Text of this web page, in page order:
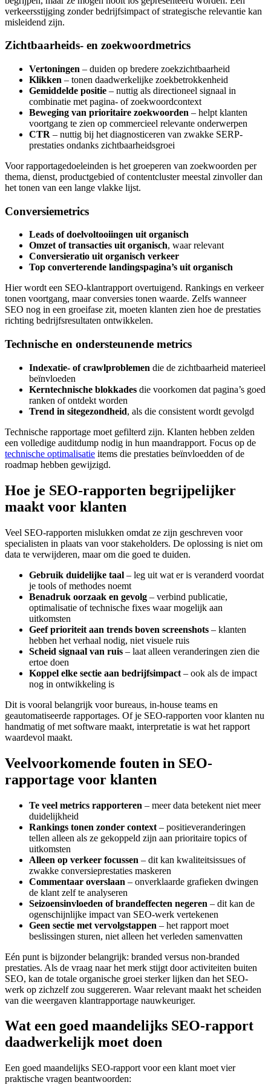
verkeersstijging zonder bedrijfsimpact of strategische relevantie kan
misleidend zijn.
Zichtbaarheids- en zoekwoordmetrics
Vertoningen – duiden op bredere zoekzichtbaarheid
Klikken – tonen daadwerkelijke zoekbetrokkenheid
Gemiddelde positie – nuttig als directioneel signaal in
combinatie met pagina- of zoekwoordcontext
Beweging van prioritaire zoekwoorden – helpt klanten
voortgang te zien op commercieel relevante onderwerpen
CTR – nuttig bij het diagnosticeren van zwakke SERP-
prestaties ondanks zichtbaarheidsgroei
Voor rapportagedoeleinden is het groeperen van zoekwoorden per
thema, dienst, productgebied of contentcluster meestal zinvoller dan
het tonen van een lange vlakke lijst.
Conversiemetrics
Leads of doelvoltooiingen uit organisch
Omzet of transacties uit organisch, waar relevant
Conversieratio uit organisch verkeer
Top converterende landingspagina’s uit organisch
Hier wordt een SEO-klantrapport overtuigend. Rankings en verkeer
tonen voortgang, maar conversies tonen waarde. Zelfs wanneer
SEO nog in een groeifase zit, moeten klanten zien hoe de prestaties
richting bedrijfsresultaten ontwikkelen.
Technische en ondersteunende metrics
Indexatie- of crawlproblemen die de zichtbaarheid materieel
beïnvloeden
Kerntechnische blokkades die voorkomen dat pagina’s goed
ranken of ontdekt worden
Trend in sitegezondheid, als die consistent wordt gevolgd
Technische rapportage moet gefilterd zijn. Klanten hebben zelden
een volledige auditdump nodig in hun maandrapport. Focus op de
technische optimalisatie items die prestaties beïnvloedden of de
roadmap hebben gewijzigd.
Hoe je SEO-rapporten begrijpelijker
maakt voor klanten
Veel SEO-rapporten mislukken omdat ze zijn geschreven voor
specialisten in plaats van voor stakeholders. De oplossing is niet om
data te verwijderen, maar om die goed te duiden.
Gebruik duidelijke taal – leg uit wat er is veranderd voordat
je tools of methodes noemt
Benadruk oorzaak en gevolg – verbind publicatie,
optimalisatie of technische fixes waar mogelijk aan
uitkomsten
Geef prioriteit aan trends boven screenshots – klanten
hebben het verhaal nodig, niet visuele ruis
Scheid signaal van ruis – laat alleen veranderingen zien die
ertoe doen
Koppel elke sectie aan bedrijfsimpact – ook als de impact
nog in ontwikkeling is
Dit is vooral belangrijk voor bureaus, in-house teams en
geautomatiseerde rapportages. Of je SEO-rapporten voor klanten nu
handmatig of met software maakt, interpretatie is wat het rapport
waardevol maakt.
Veelvoorkomende fouten in SEO-
rapportage voor klanten
Te veel metrics rapporteren – meer data betekent niet meer
duidelijkheid
Rankings tonen zonder context – positieveranderingen
tellen alleen als ze gekoppeld zijn aan prioritaire topics of
uitkomsten
Alleen op verkeer focussen – dit kan kwaliteitsissues of
zwakke conversieprestaties maskeren
Commentaar overslaan – onverklaarde grafieken dwingen
de klant zelf te analyseren
Seizoensinvloeden of brandeffecten negeren – dit kan de
ogenschijnlijke impact van SEO-werk vertekenen
Geen sectie met vervolgstappen – het rapport moet
beslissingen sturen, niet alleen het verleden samenvatten
Eén punt is bijzonder belangrijk: branded versus non-branded
prestaties. Als de vraag naar het merk stijgt door activiteiten buiten
SEO, kan de totale organische groei sterker lijken dan het SEO-
werk op zichzelf zou suggereren. Waar relevant maakt het scheiden
van die weergaven klant­rapportage nauwkeuriger.
Wat een goed maandelijks SEO-rapport
daadwerkelijk moet doen
Een goed maandelijks SEO-rapport voor een klant moet vier
praktische vragen beantwoorden: